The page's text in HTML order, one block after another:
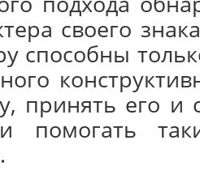
своего
способны
принять его и
помогать